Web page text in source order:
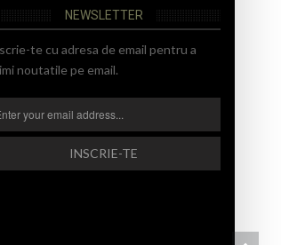
NEWSLETTER
te cu adresa de email pentru a
noutatile pe email.